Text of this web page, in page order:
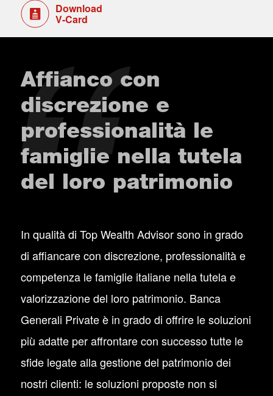
Download
V-Card
Affianco con
discrezione e
professionalità le
famiglie nella tutela
del loro patrimonio
In qualità di Top Wealth Advisor sono in grado
di affiancare con discrezione, professionalità e
competenza le famiglie italiane nella tutela e
valorizzazione del loro patrimonio. Banca
Generali Private è in grado di offrire le soluzioni
più adatte per affrontare con successo tutte le
sfide legate alla gestione del patrimonio dei
nostri clienti: le soluzioni proposte non si